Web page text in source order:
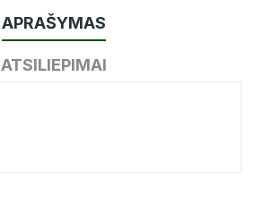
APRAŠYMAS
ATSILIEPIMAI